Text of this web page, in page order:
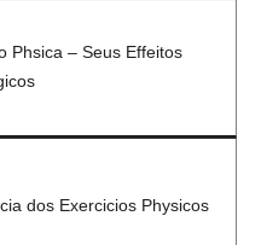
Phsica – Seus Effeitos
dos Exercicios Physicos